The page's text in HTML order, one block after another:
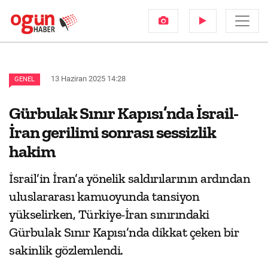
GENEL 13 Haziran 2025 14:28
Gürbulak Sınır Kapısı’nda İsrail-
İran gerilimi sonrası sessizlik
hakim
İsrail’in İran’a yönelik saldırılarının ardından
uluslararası kamuoyunda tansiyon
yükselirken, Türkiye-İran sınırındaki
Gürbulak Sınır Kapısı’nda dikkat çeken bir
sakinlik gözlemlendi.